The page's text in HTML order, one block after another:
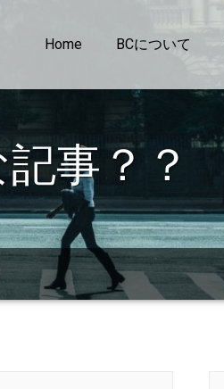
Home BCについて
事？？